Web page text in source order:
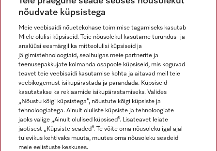
Õigusalane teave
Üldtingimused
Andmekaitse
Kasutustingimused
Miele Instagramis
Miele Facebookis
Miele Youtube'is
nõudvate küpsistega
Meie veebisaidi nõuetekohase toimimise tagamiseks kasutab
Miele olulisi küpsiseid. Teie nõusolekul kasutame turundus- ja
analüüsi eesmärgil ka mitteolulisi küpsiseid ja
jälgimistehnoloogiaid, sealhulgas meie partnerite ja
teenusepakkujate kolmanda osapoole küpsiseid, mis koguvad
teavet teie veebisaidi kasutamise kohta ja aitavad meil teie
veebikogemust isikupärastada ja parandada. Küpsiseid
kasutatakse ka reklaamide isikupärastamiseks. Valides
„Nõustu kõigi küpsistega”, nõustute kõigi küpsiste ja
tehnoloogiatega. Ainult oluliste küpsiste ja tehnoloogiate
jaoks valige „Ainult olulised küpsised”. Lisateavet leiate
jaotisest „Küpsiste seaded”. Te võite oma nõusoleku igal ajal
tulevikus kehtivaks muuta, muutes oma nõusoleku seadeid
meie eelistuste keskuses.